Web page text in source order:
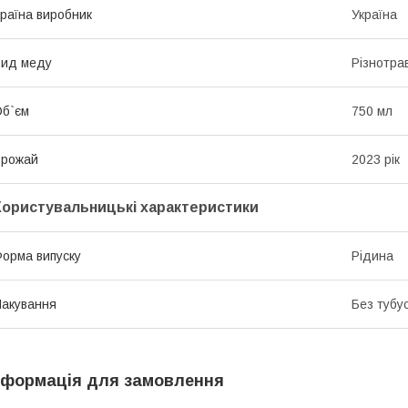
виробник Україна
меду
750 мл
2023 рік
характеристики
випуску Рідина
Без
для замовлення